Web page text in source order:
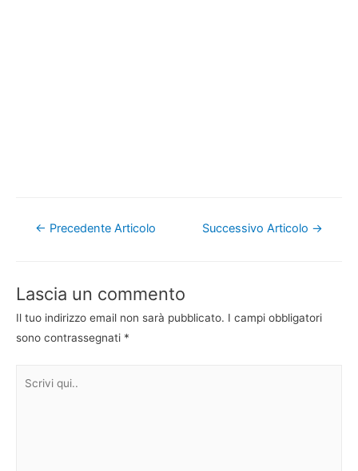
Navigazione
← Precedente Articolo Successivo Articolo →
Lascia un commento
Il tuo indirizzo email non sarà pubblicato. I campi obbligatori
sono contrassegnati *